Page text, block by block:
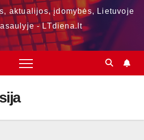
aktualijos, įdomybės, Lietuvoje
- LTdiena.lt